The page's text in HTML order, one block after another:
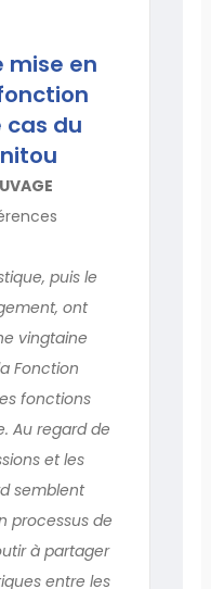
mise en
cas du
puis le
ont
vingtaine
Fonction
fonctions
Au regard de
et les
semblent
processus de
à partager
entre les